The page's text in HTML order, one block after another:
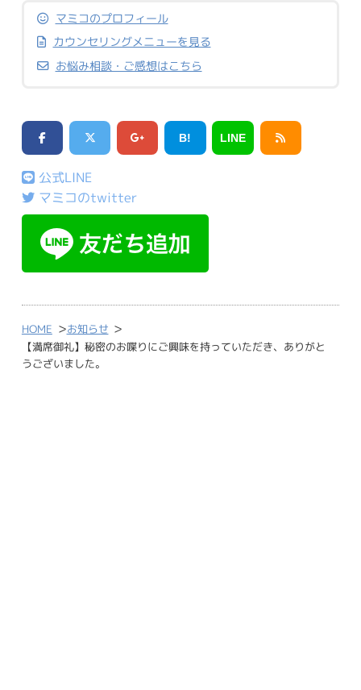
マミコのプロフィール
カウンセリングメニューを見る
お悩み相談・ご感想はこちら
B! LINE
公式LINE
マミコのtwitter
HOME >お知らせ >
【満席御礼】秘密のお喋りにご興味を持っていただき、ありがと
うございました。